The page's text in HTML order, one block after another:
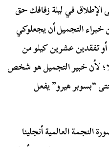
الإطلاق في ليلة زفافك حق
التجميل أن يجعلوكي
تفقدين عشرين كيلو من
لأن خبير التجميل هو شخص
“بسوبر هيرو” يفعل
النجمة العالمية أنجلينا